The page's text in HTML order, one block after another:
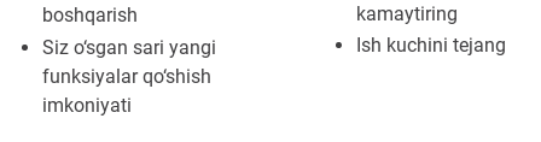
boshqarish
Siz o‘sgan sari yangi
funksiyalar qo‘shish
imkoniyati
kamaytiring
Ish kuchini tejang